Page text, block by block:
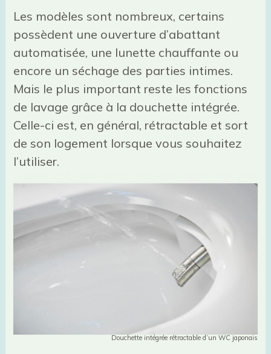
Les modèles sont nombreux, certains
possèdent une ouverture d’abattant
automatisée, une lunette chauffante ou
encore un séchage des parties intimes.
Mais le plus important reste les fonctions
de lavage grâce à la douchette intégrée.
Celle-ci est, en général, rétractable et sort
de son logement lorsque vous souhaitez
l’utiliser.
Douchette intégrée rétractable d’un WC japonais